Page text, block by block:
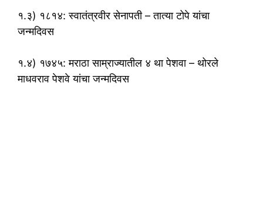
१.३) १८१४: स्वातंत्रवीर सेनापती – तात्या टोपे यांचा
जन्मदिवस
१.४) १७४५: मराठा साम्राज्यातील ४ था पेशवा – थोरले
माधवराव पेशवे यांचा जन्मदिवस